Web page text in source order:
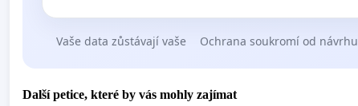
Vaše data zůstávají vaše Ochrana soukromí od návrhu
Další petice, které by vás mohly zajímat